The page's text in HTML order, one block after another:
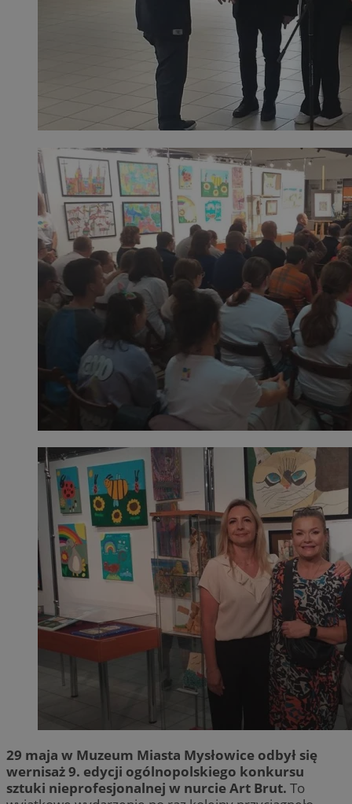
29 maja w Muzeum Miasta Mysłowice odbył się
wernisaż 9. edycji ogólnopolskiego konkursu
sztuki nieprofesjonalnej w nurcie Art Brut. To